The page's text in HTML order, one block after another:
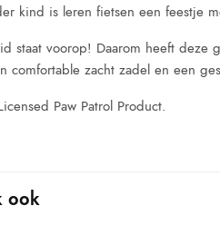
kind is leren fietsen een feestje
staat voorop! Daarom heeft deze
comfortable zacht zadel en een
Paw Patrol Product.
ook